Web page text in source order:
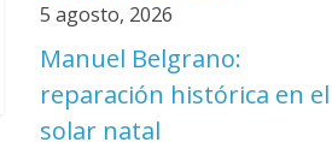
5 agosto, 2026
Manuel Belgrano:
reparación histórica en el
solar natal